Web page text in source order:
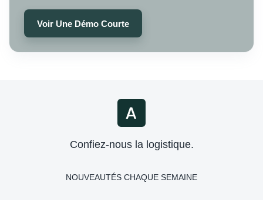
Voir Une Démo Courte
Confiez-nous la logistique.
NOUVEAUTÉS CHAQUE SEMAINE